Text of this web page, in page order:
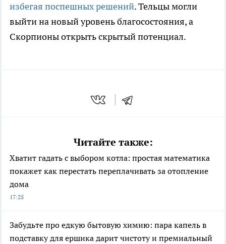
избегая поспешных решений. Тельцы могли
выйти на новый уровень благосостояния, а
Скорпионы открыть скрытый потенциал.
Читайте также:
Хватит гадать с выбором котла: простая математика
покажет как перестать переплачивать за отопление
дома
17:25
Забудьте про едкую бытовую химию: пара капель в
подставку для ершика дарит чистоту и премиальный